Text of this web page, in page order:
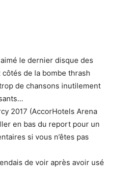
aimé le dernier disque des
côtés de la bombe thrash
de chansons inutilement
2017 (AccorHotels Arena
en bas du report pour un
si vous n’êtes pas
de voir après avoir usé